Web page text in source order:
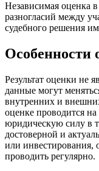
Независимая оценка в
разногласий между
судебного решения
Результат оценки не
данные могут
внутренних и
оценке проводится
юридическую силу в
достоверной и
или инвестирования,
проводить регулярно.
Вольск
Воркута
Воскресенск
Всеволожск
Выборг
Выкса
Вязники
Вязьма
Вятские Поляны